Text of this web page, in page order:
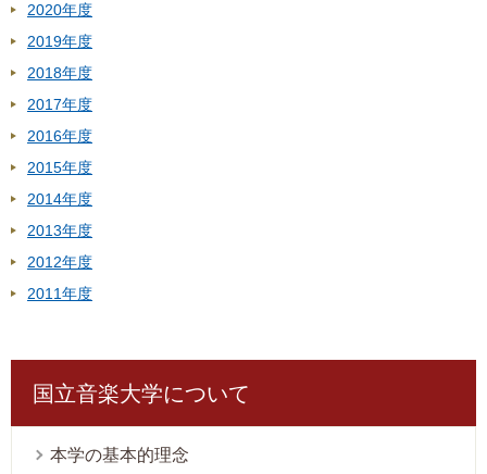
2020年度
2019年度
2018年度
2017年度
2016年度
2015年度
2014年度
2013年度
2012年度
2011年度
国立音楽大学について
本学の基本的理念